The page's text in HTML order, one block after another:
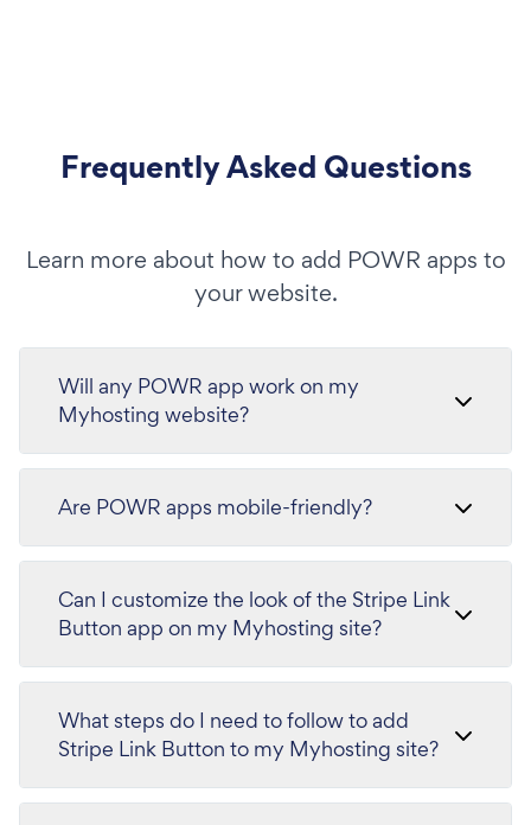
Frequently Asked Questions
Learn more about how to add POWR apps to
your website.
Will any POWR app work on my
Myhosting website?
Are POWR apps mobile-friendly?
Can I customize the look of the Stripe Link
Button app on my Myhosting site?
What steps do I need to follow to add
Stripe Link Button to my Myhosting site?